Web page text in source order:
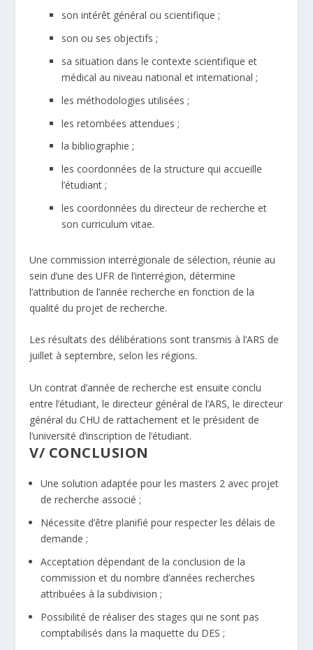
son intérêt général ou scientifique ;
son ou ses objectifs ;
sa situation dans le contexte scientifique et
médical au niveau national et international ;
les méthodologies utilisées ;
les retombées attendues ;
la bibliographie ;
les coordonnées de la structure qui accueille
l’étudiant ;
les coordonnées du directeur de recherche et
son curriculum vitae.
Une commission interrégionale de sélection, réunie au
sein d’une des UFR de l’interrégion, détermine
l’attribution de l’année recherche en fonction de la
qualité du projet de recherche.
Les résultats des délibérations sont transmis à l’ARS de
juillet à septembre, selon les régions.
Un contrat d’année de recherche est ensuite conclu
entre l’étudiant, le directeur général de l’ARS, le directeur
général du CHU de rattachement et le président de
l’université d’inscription de l’étudiant.
V/ CONCLUSION
Une solution adaptée pour les masters 2 avec projet
de recherche associé ;
Nécessite d’être planifié pour respecter les délais de
demande ;
Acceptation dépendant de la conclusion de la
commission et du nombre d’années recherches
attribuées à la subdivision ;
Possibilité de réaliser des stages qui ne sont pas
comptabilisés dans la maquette du DES ;